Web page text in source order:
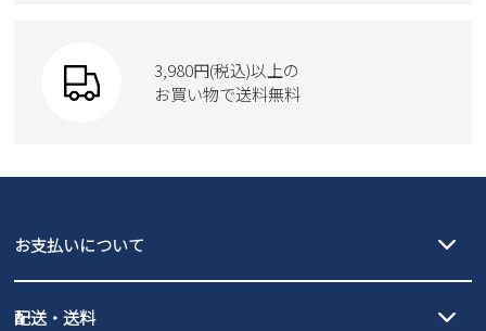
moz
Parade
GAP
new balance
瞬足
3,980円(税込)以上の
お買い物で送料無料
お支払いについて
PayPay（オンライン決済）、代金引換のご利用が可能です。
配送・送料